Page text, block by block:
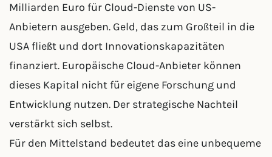
Milliarden Euro für Cloud-Dienste von US-
Anbietern ausgeben. Geld, das zum Großteil in die
USA fließt und dort Innovationskapazitäten
finanziert. Europäische Cloud-Anbieter können
dieses Kapital nicht für eigene Forschung und
Entwicklung nutzen. Der strategische Nachteil
verstärkt sich selbst.
Für den Mittelstand bedeutet das eine unbequeme